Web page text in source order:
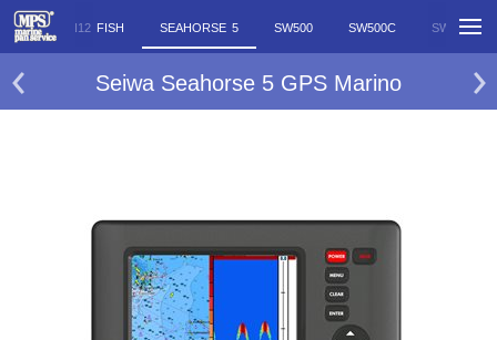
N12 N12 FISH SEAHORSE 5 SW500 SW500C SW501I
Seiwa Seahorse 5 GPS Marino